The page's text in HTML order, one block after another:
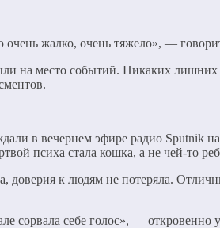
жалко, очень тяжело», —
на место событий. Никаких лишних
в вечернем эфире радио Sputnik
психа стала кошка, а не чей-то
к людям не потеряла.
сорвала себе голос», — откровенно